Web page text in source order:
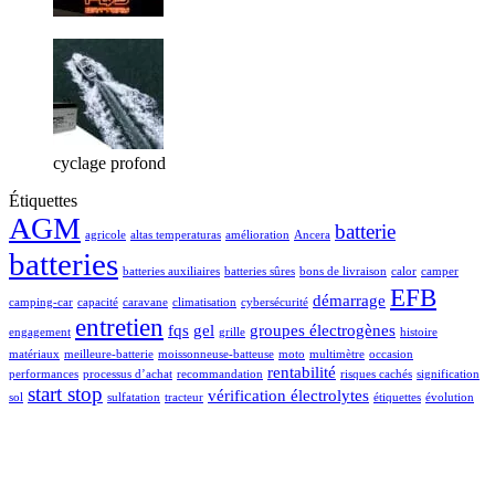
cyclage profond
Étiquettes
AGM agricole altas temperaturas amélioration Ancera batterie
batteries batteries auxiliaires batteries sûres bons de livraison calor camper
camping-car capacité caravane climatisation cybersécurité démarrage EFB
engagement entretien fqs gel grille groupes électrogènes histoire
matériaux meilleure-batterie moissonneuse-batteuse moto multimètre occasion
performances processus d’achat recommandation rentabilité risques cachés signification
sol start stop sulfatation tracteur vérification électrolytes étiquettes évolution